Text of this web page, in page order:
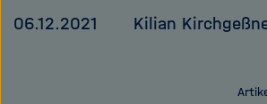
06.12.2021 Kilian